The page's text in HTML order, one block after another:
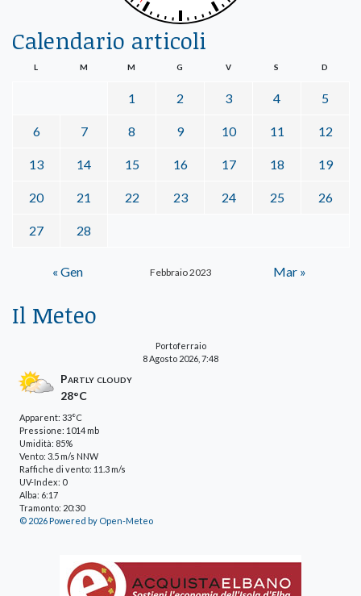
Calendario articoli
Febbraio 2023
L M M G V S D
1 2 3 4 5
6 7 8 9 10 11 12
13 14 15 16 17 18 19
20 21 22 23 24 25 26
27 28
« Gen Mar »
Il Meteo
Portoferraio
8 Agosto 2026, 7:48
Partly cloudy
28°C
Apparent: 33°C
Pressione: 1014 mb
Umidità: 85%
Vento: 3.5 m/s NNW
Raffiche di vento: 11.3 m/s
UV-Index: 0
Alba: 6:17
Tramonto: 20:30
© 2026 Powered by Open-Meteo